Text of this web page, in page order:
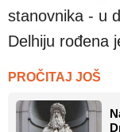
stanovnika - u
Delhiju rođena
PROČITAJ JOŠ